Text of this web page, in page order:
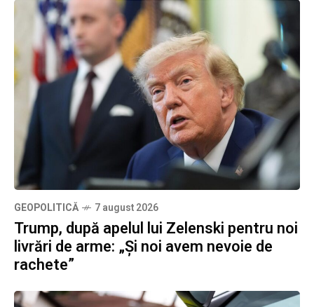
GEOPOLITICĂ 7 august 2026
Trump, după apelul lui Zelenski pentru noi
livrări de arme: „Și noi avem nevoie de
rachete”